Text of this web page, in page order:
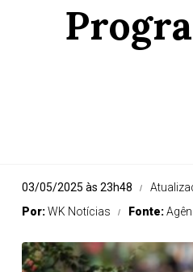
03/05/2025 às 23h48
Por:WK Notícias Fonte: